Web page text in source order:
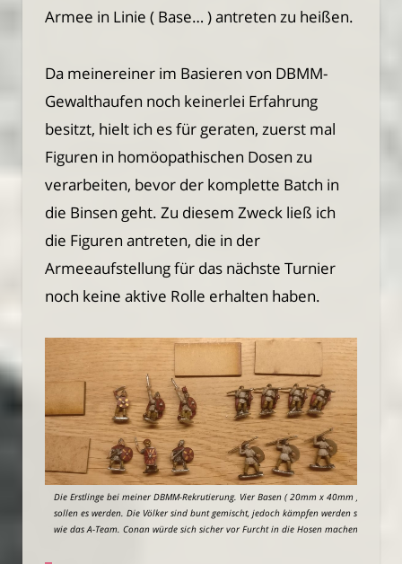
Armee in Linie ( Base… ) antreten zu heißen.
Da meinereiner im Basieren von DBMM-
Gewalthaufen noch keinerlei Erfahrung
besitzt, hielt ich es für geraten, zuerst mal
Figuren in homöopathischen Dosen zu
verarbeiten, bevor der komplette Batch in
die Binsen geht. Zu diesem Zweck ließ ich
die Figuren antreten, die in der
Armeeaufstellung für das nächste Turnier
noch keine aktive Rolle erhalten haben.
Die Erstlinge bei meiner DBMM-Rekrutierung. Vier Basen ( 20mm x 40mm )
sollen es werden. Die Völker sind bunt gemischt, jedoch kämpfen werden sie
wie das A-Team. Conan würde sich sicher vor Furcht in die Hosen machen.